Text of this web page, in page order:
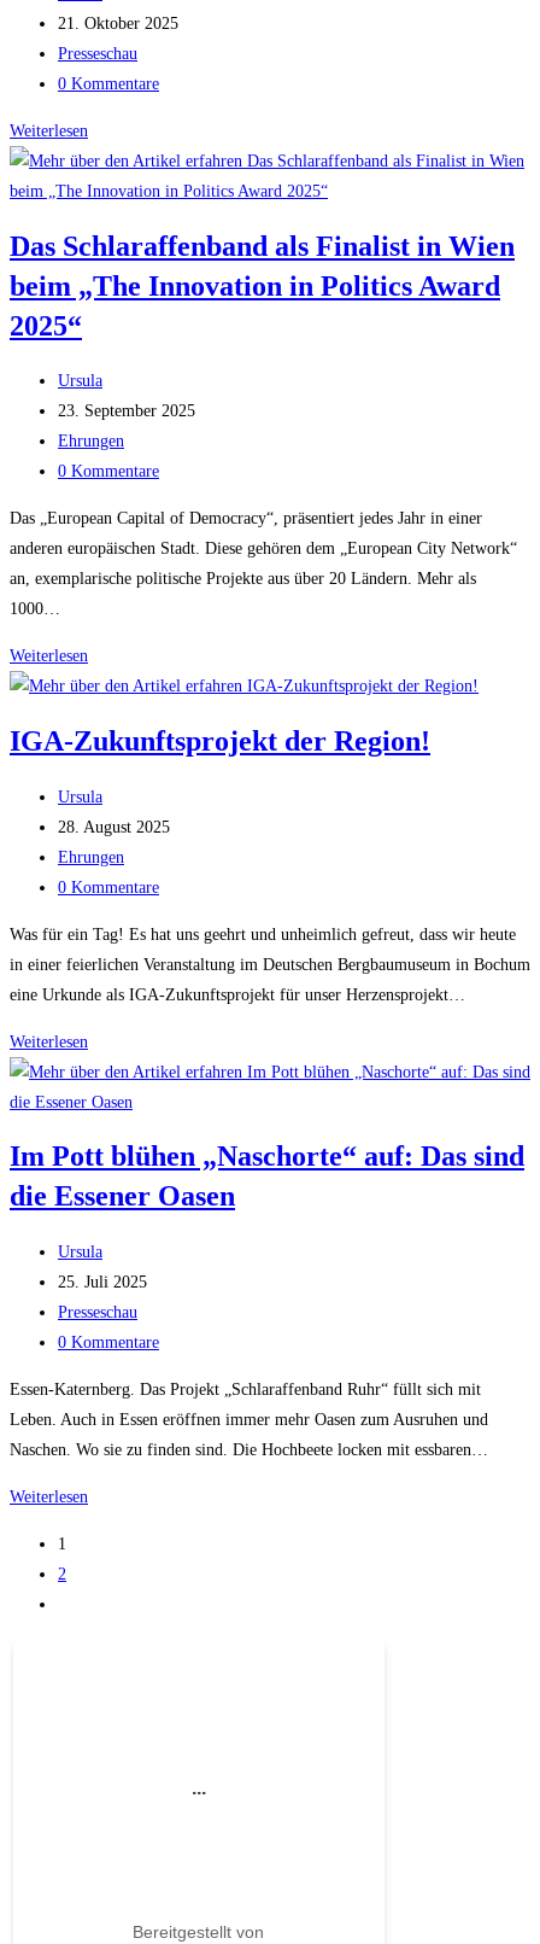
Autor:
Beitrag
veröffentlicht:
21. Oktober 2025
Beitrags-
Kategorie:
Presseschau
Beitrags-
0 Kommentare
Weiterlesen
von
Dortmund
Essen
Das Schlaraffenband als Finalist in Wien
beim „The Innovation in Politics Award
2025“
Beitrags-
Autor:
Ursula
Beitrag
veröffentlicht:
23. September 2025
Beitrags-
Kategorie:
Ehrungen
Beitrags-
0 Kommentare
Das „European Capital of Democracy“, präsentiert jedes Jahr in einer
anderen europäischen Stadt. Diese gehören dem „European City Network“
an, exemplarische politische Projekte aus über 20 Ländern. Mehr als
1000…
Weiterlesen
Schlaraffenband
Finalist
Wien
beim
„The
Innovation
in
Politics
Award
IGA-Zukunftsprojekt der Region!
Beitrags-
Autor:
Ursula
Beitrag
veröffentlicht:
28. August 2025
Beitrags-
Kategorie:
Ehrungen
Beitrags-
0 Kommentare
Was für ein Tag! Es hat uns geehrt und unheimlich gefreut, dass wir heute
in einer feierlichen Veranstaltung im Deutschen Bergbaumuseum in Bochum
eine Urkunde als IGA-Zukunftsprojekt für unser Herzensprojekt…
Weiterlesen
Zukunftsprojekt
der
Im Pott blühen „Naschorte“ auf: Das sind
die Essener Oasen
Beitrags-
Autor:
Ursula
Beitrag
veröffentlicht:
25. Juli 2025
Beitrags-
Kategorie:
Presseschau
Beitrags-
0 Kommentare
Essen-Katernberg. Das Projekt „Schlaraffenband Ruhr“ füllt sich mit
Leben. Auch in Essen eröffnen immer mehr Oasen zum Ausruhen und
Naschen. Wo sie zu finden sind. Die Hochbeete locken mit essbaren…
Weiterlesen
1
2